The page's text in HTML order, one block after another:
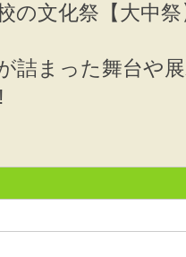
の文化祭【大中
詰まった舞台や